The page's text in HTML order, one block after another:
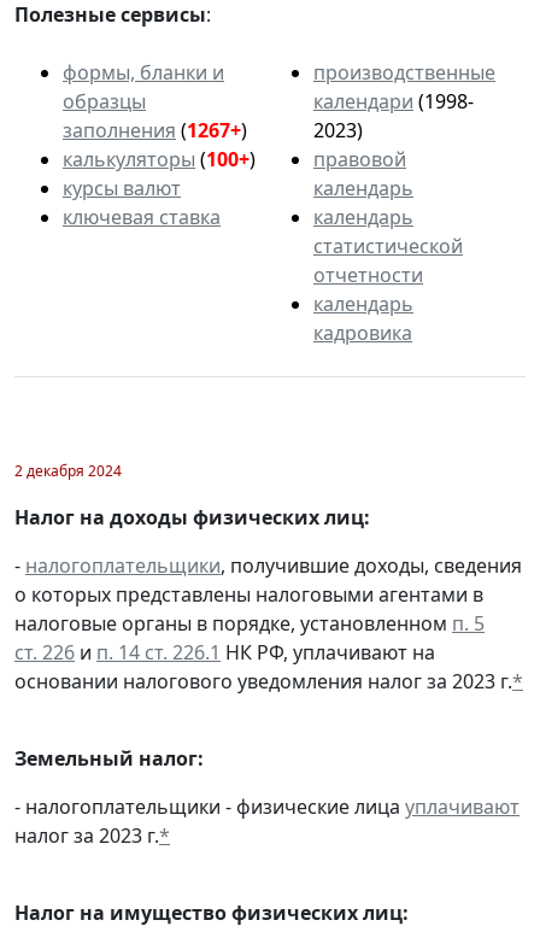
Полезные сервисы:
формы, бланки и
образцы
заполнения (1267+)
калькуляторы (100+)
курсы валют
ключевая ставка
производственные
календари (1998-
2023)
правовой
календарь
календарь
статистической
отчетности
календарь
кадровика
2 декабря 2024
Налог на доходы физических лиц:
- налогоплательщики, получившие доходы, сведения
о которых представлены налоговыми агентами в
налоговые органы в порядке, установленном п. 5
ст. 226 и п. 14 ст. 226.1 НК РФ, уплачивают на
основании налогового уведомления налог за 2023 г.*
Земельный налог:
- налогоплательщики - физические лица уплачивают
налог за 2023 г.*
Налог на имущество физических лиц: